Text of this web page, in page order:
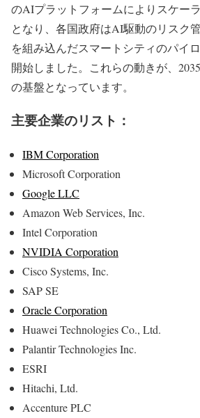
のAIプラットフォームによりスケー
となり、各国政府はAI駆動のリスク
を組み込んだスマートシティのパイ
開始しました。これらの動きが、
の基盤となっています。
主要企業のリスト：
IBM Corporation
Microsoft Corporation
Google LLC
Amazon Web Services, Inc.
Intel Corporation
NVIDIA Corporation
Cisco Systems, Inc.
SAP SE
Oracle Corporation
Huawei Technologies Co., Ltd.
Palantir Technologies Inc.
ESRI
Hitachi, Ltd.
Accenture PLC